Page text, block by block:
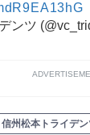
ンツ
信州松本トライデン